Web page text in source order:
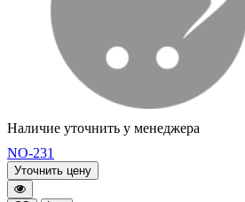
Наличие уточнить у менеджера
NO-231
Уточнить цену